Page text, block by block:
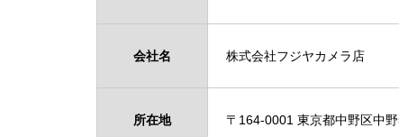
会社名 株式会社フジヤカメラ店
所在地 〒164-0001 東京都中野区中